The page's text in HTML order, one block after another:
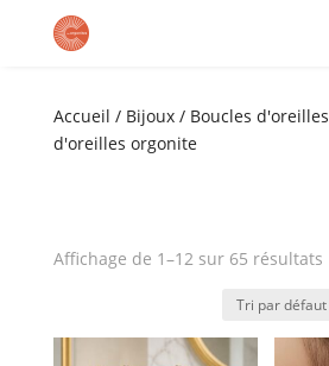
Accueil / Bijoux/ Boucles d'oreilles
d'oreilles orgonite
Affichage de 1–12 sur 65 résultats